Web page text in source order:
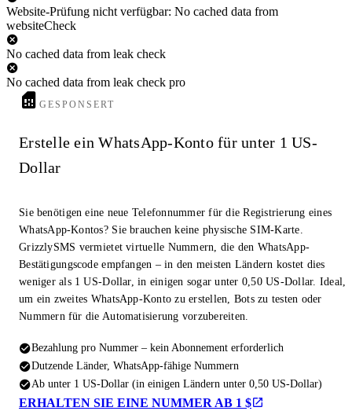
Website-Prüfung nicht verfügbar: No cached data from
websiteCheck
No cached data from leak check
No cached data from leak check pro
GESPONSERT
Erstelle ein WhatsApp-Konto für unter 1 US-
Dollar
Sie benötigen eine neue Telefonnummer für die Registrierung eines
WhatsApp-Kontos? Sie brauchen keine physische SIM-Karte.
GrizzlySMS vermietet virtuelle Nummern, die den WhatsApp-
Bestätigungscode empfangen – in den meisten Ländern kostet dies
weniger als 1 US-Dollar, in einigen sogar unter 0,50 US-Dollar. Ideal,
um ein zweites WhatsApp-Konto zu erstellen, Bots zu testen oder
Nummern für die Automatisierung vorzubereiten.
Bezahlung pro Nummer – kein Abonnement erforderlich
Dutzende Länder, WhatsApp-fähige Nummern
Ab unter 1 US-Dollar (in einigen Ländern unter 0,50 US-Dollar)
ERHALTEN SIE EINE NUMMER AB 1 $